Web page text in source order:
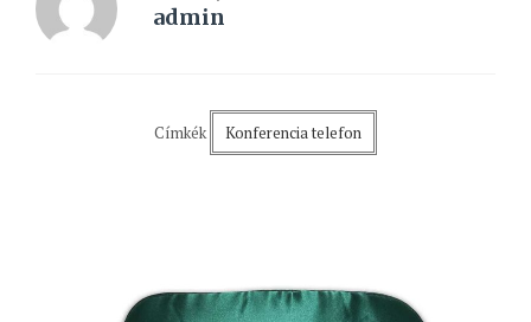
admin
Címkék Konferencia telefon